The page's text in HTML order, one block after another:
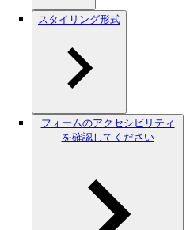
スタイリング形式
フォームのアクセシビリティ
を確認してください